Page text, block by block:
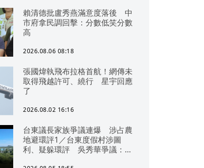
賴清德批盧秀燕滿意度落後 中
市府拿民調回擊：分數低笑分數
高
2026.08.06 08:18
張國煒執飛布拉格首航！網傳未
取得飛越許可、繞行 星宇回應
了
2026.08.02 16:16
台東議長家族爭議連爆 涉占農
地避環評1／台東度假村涉圖
利、疑躲環評 吳秀華爭議：概